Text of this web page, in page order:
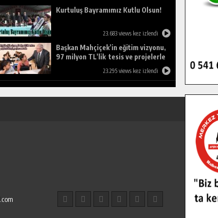
Kurtuluş Bayramımız Kutlu Olsun!
23.683 views kez izlendi
Başkan Mahçiçek’in eğitim vizyonu,
97 milyon TL’lik tesis ve projelerle
23.295 views kez izlendi